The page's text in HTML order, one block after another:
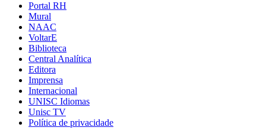
Portal RH
Mural
NAAC
VoltarE
Biblioteca
Central Analítica
Editora
Imprensa
Internacional
UNISC Idiomas
Unisc TV
Política de privacidade